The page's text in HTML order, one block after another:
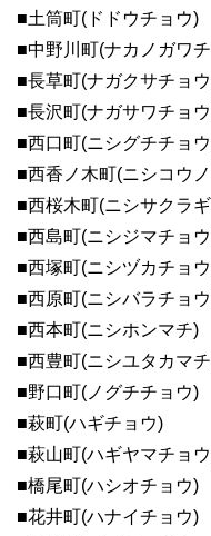
■土筒町(ドドウチョウ)
■中野川町(ナカノガワ
■長草町(ナガクサチョ
■長沢町(ナガサワチョ
■西口町(ニシグチチョ
■西香ノ木町(ニシコウ
■西桜木町(ニシサクラ
■西島町(ニシジマチョ
■西塚町(ニシヅカチョ
■西原町(ニシバラチョ
■西本町(ニシホンマチ)
■西豊町(ニシユタカマ
■野口町(ノグチチョウ)
■萩町(ハギチョウ)
■萩山町(ハギヤマチョ
■橋尾町(ハシオチョウ)
■花井町(ハナイチョウ)